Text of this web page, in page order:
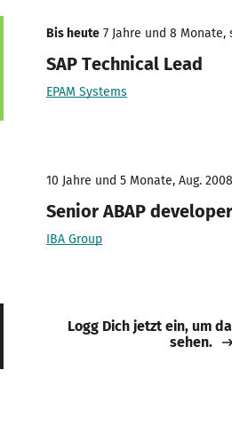
Bis heute 7 Jahre und 8 Monate,
SAP Technical Lead
EPAM Systems
10 Jahre und 5 Monate, Aug.
Senior ABAP developer
IBA Group
Logg Dich jetzt ein, um
sehen.